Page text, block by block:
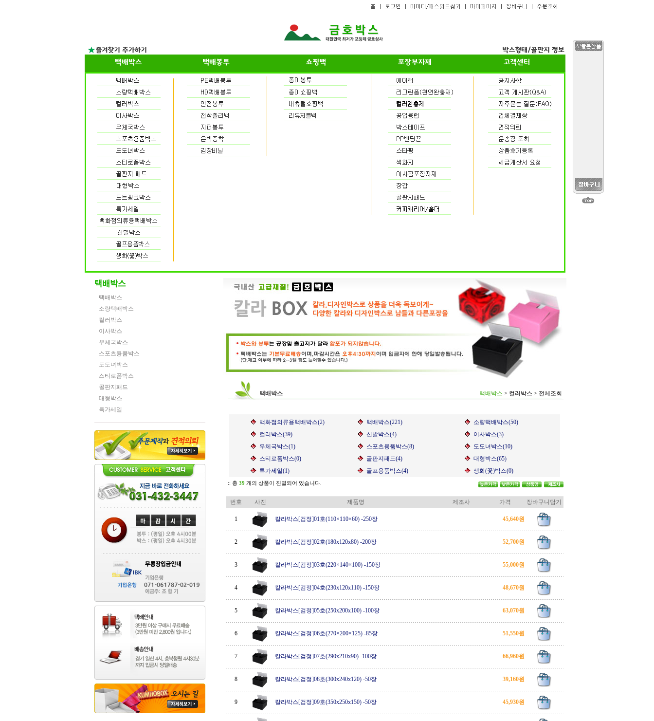
택배박스
소량택배박스
컬러박스
이사박스
우체국박스
스포츠용품박스
도도녀박스
스티로폼박스
골판지패드
대형박스
특가세일
택배박스 택배박스 > 컬러박스 > 전체조회
백화점의류용택배박스(2) 택배박스(221)
소량택배박스(50)
컬러박스(39)
신발박스(4)
이사박스(3)
우체국박스(1)
스포츠용품박스(8)
도도녀박스(10)
스티로폼박스(0)
골판지패드(4)
대형박스(65)
특가세일(1)
골프용품박스(4) 생화(꽃)박스(0)
:: 총 39 개의 상품이 진열되어 있습니다.
번호 사진 제품명 제조사 가격 장바구니담기
1 칼라박스[검정]01호(110×110×60) -250장 45,640원
2 칼라박스[검정]02호(180x120x80) -200장 52,700원
3 칼라박스[검정]03호(220×140×100) -150장 55,000원
4 칼라박스[검정]04호(230x120x110) -150장 48,670원
5 칼라박스[검정]05호(250x200x100) -100장 63,070원
6 칼라박스[검정]06호(270×200×125) -85장 51,550원
7 칼라박스[검정]07호(290x210x90) -100장 66,960원
8 칼라박스[검정]08호(300x240x120) -50장 39,160원
9 칼라박스[검정]09호(350x250x150) -50장 45,930원